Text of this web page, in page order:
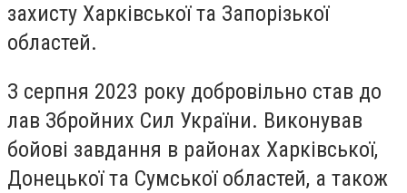
захисту Харківської та Запорізької
областей.
З серпня 2023 року добровільно став до
лав Збройних Сил України. Виконував
бойові завдання в районах Харківської,
Донецької та Сумської областей, а також